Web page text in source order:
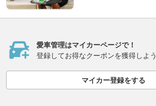
愛車管理はマイカーページで！
登録してお得なクーポンを獲得しよう
マイカー登録をする